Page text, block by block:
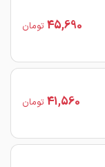
45,690 تومان
41,560 تومان